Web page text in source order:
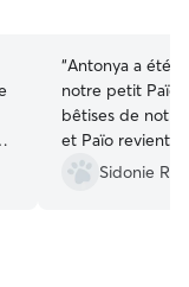
“Antonya a été
notre petit Païo,
bêtises de
et Païo revient
nouveauSidonie R.